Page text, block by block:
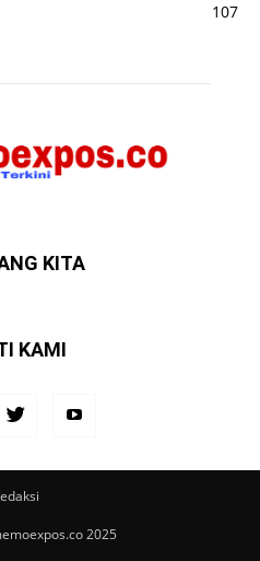
107
KITA
KAMI
2025